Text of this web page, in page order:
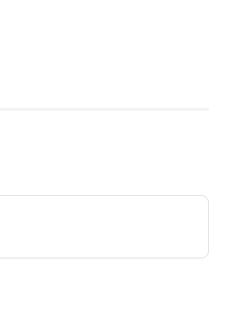
tốn nhiều điện năng và cho